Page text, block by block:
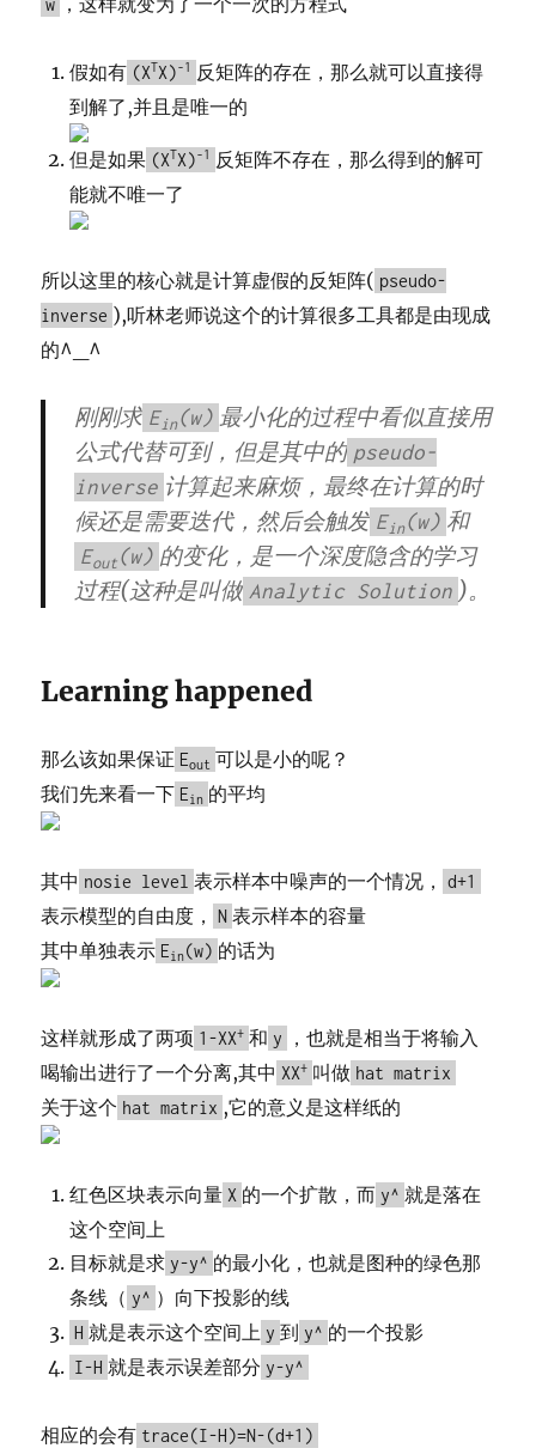
w
假如有 (XTX)-1 反矩阵的存在，那么就可以直接得
到解了,并且是唯一的
但是如果 (XTX)-1 反矩阵不存在，那么得到的解可
能就不唯一了
所以这里的核心就是计算虚假的反矩阵( pseudo-
inverse ),听林老师说这个的计算很多工具都是由现成
的^_^
刚刚求 Ein(w) 最小化的过程中看似直接用
公式代替可到，但是其中的 pseudo-
inverse 计算起来麻烦，最终在计算的时
候还是需要迭代，然后会触发 Ein(w) 和
Eout (w) 的变化，是一个深度隐含的学习
过程(这种是叫做 Analytic Solution )。
Learning happened
那么该如果保证 Eout 可以是小的呢？
我们先来看一下 Ein 的平均
其中 nosie level 表示样本中噪声的一个情况， d+1
表示模型的自由度， N 表示样本的容量
其中单独表示 Ein(w) 的话为
这样就形成了两项 1-XX+ 和 y
，也就是相当于将输入
喝输出进行了一个分离,其中 XX+ 叫做 hat matrix
关于这个 hat matrix ,它的意义是这样纸的
红色区块表示向量 X 的一个扩散，而 y^ 就是落在
这个空间上
目标就是求 y-y^ 的最小化，也就是图种的绿色那
条线（ y^ ）向下投影的线
H 就是表示这个空间上 y 到 y^ 的一个投影
I-H 就是表示误差部分 y-y^
相应的会有 trace(I-H)=N-(d+1)